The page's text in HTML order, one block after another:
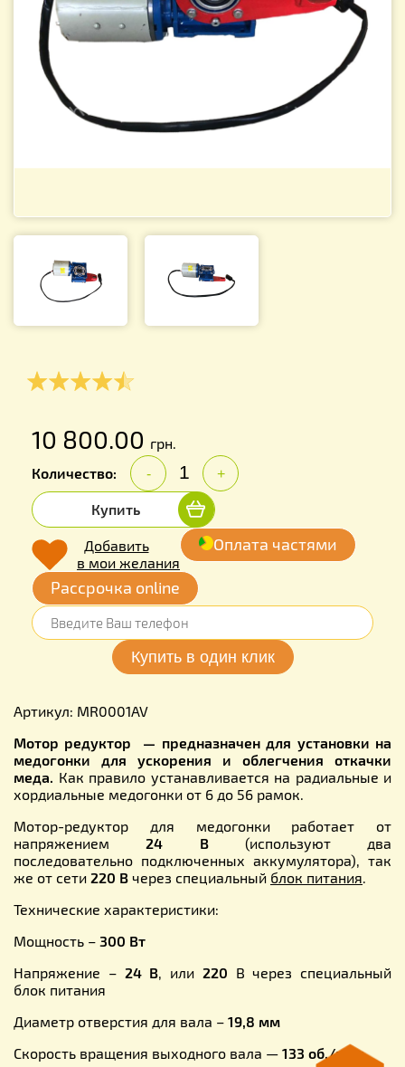
10 800.00 грн.
Количество:
- +
Купить
Добавить
в мои желания
Оплата частями
Рассрочка online
Артикул: MR0001AV
Мотор редуктор — предназначен для установки на
медогонки для ускорения и облегчения откачки
меда. Как правило устанавливается на радиальные и
хордиальные медогонки от 6 до 56 рамок.
Мотор-редуктор для медогонки работает от
напряжением24 В (используют два
последовательно подключенных аккумулятора), так
же от сети 220 В через специальный блок питания.
Технические характеристики:
Мощность – 300 Вт
Напряжение – 24 В, или 220 В через специальный
блок питания
Диаметр отверстия для вала – 19,8 мм
Скорость вращения выходного вала — 133 об./мин.